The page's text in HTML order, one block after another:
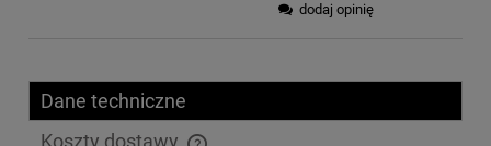
dodaj opinię
Dane techniczne